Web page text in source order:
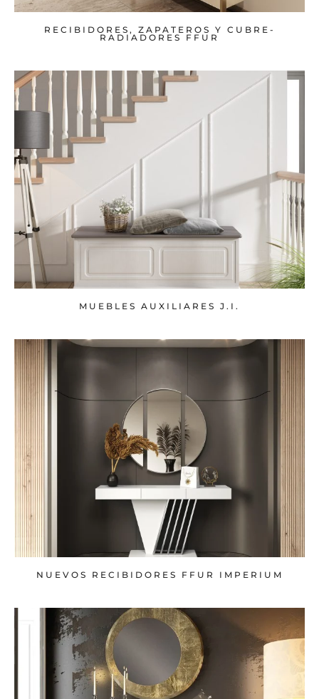
RECIBIDORES, ZAPATEROS Y CUBRE-
RADIADORES FFUR
MUEBLES AUXILIARES J.I.
NUEVOS RECIBIDORES FFUR IMPERIUM